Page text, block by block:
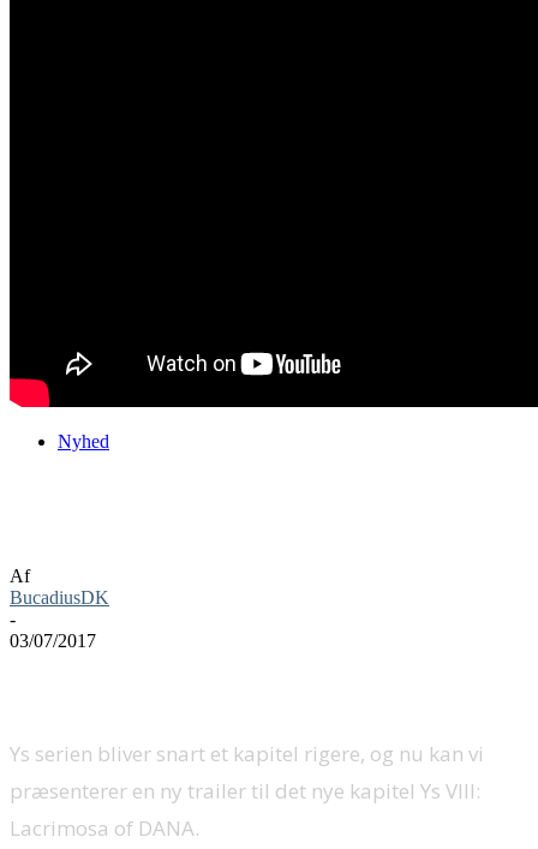
Nyhed
Af
BucadiusDK
-
03/07/2017
Ys serien bliver snart et kapitel rigere, og nu kan vi
præsenterer en ny trailer til det nye kapitel Ys VIII:
Lacrimosa of DANA.